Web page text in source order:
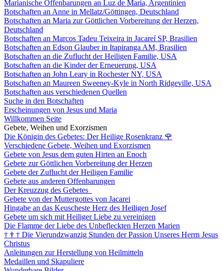
Marianische Offenbarungen an Luz de Maria, Argentinien
Botschaften an Anne in Mellatz/Göttingen, Deutschland
Botschaften an Maria zur Göttlichen Vorbereitung der Herzen,
Deutschland
Botschaften an Marcos Tadeu Teixeira in Jacareí SP, Brasilien
Botschaften an Edson Glauber in Itapiranga AM, Brasilien
Botschaften an die Zuflucht der Heiligen Familie, USA
Botschaften an die Kinder der Erneuerung, USA
Botschaften an John Leary in Rochester NY, USA
Botschaften an Maureen Sweeney-Kyle in North Ridgeville, USA
Botschaften aus verschiedenen Quellen
Suche in den Botschaften
Erscheinungen von Jesus und Maria
Willkommen Seite
Gebete, Weihen und Exorzismen
Die Königin des Gebetes: Der Heilige Rosenkranz 🌹
Verschiedene Gebete, Weihen und Exorzismen
Gebete von Jesus dem guten Hirten an Enoch
Gebete zur Göttlichen Vorbereitung der Herzen
Gebete der Zuflucht der Heiligen Familie
Gebete aus anderen Offenbarungen
Der Kreuzzug des Gebetes
Gebete von der Muttergottes von Jacarei
Hingabe an das Keuscheste Herz des Heiligen Josef
Gebete um sich mit Heiliger Liebe zu vereinigen
Die Flamme der Liebe des Unbefleckten Herzen Marien
† † † Die Vierundzwanzig Stunden der Passion Unseres Herrn Jesus
Christus
Anleitungen zur Herstellung von Heilmitteln
Medaillen und Skapuliere